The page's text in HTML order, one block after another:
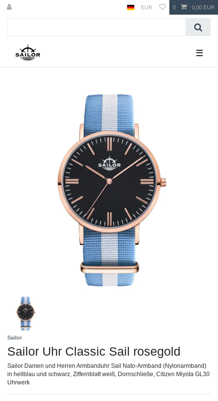
EUR 0 0,00 EUR
☰
Sailor
Sailor Uhr Classic Sail rosegold
Sailor Damen und Herren Armbanduhr Sail Nato-Armband (Nylonarmband)
in hellblau und schwarz, Ziffernblatt weiß, Dornschließe, Citizen Miyota GL30
Uhrwerk